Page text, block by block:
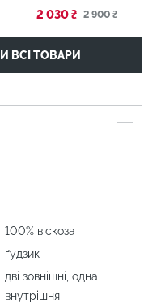
2 030 ₴ 2 900 ₴
ВСІ ТОВАРИ
100% віскоза
ґудзик
дві зовнішні, одна
внутрішня